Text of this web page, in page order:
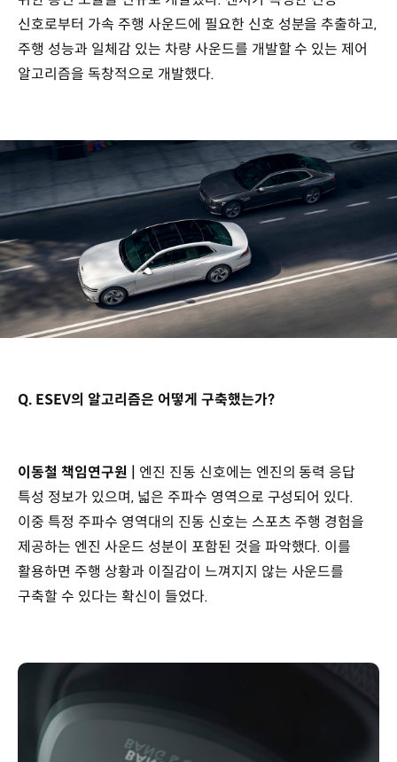
신호로부터 가속 주행 사운드에 필요한 신호 성분을 추출하고,
주행 성능과 일체감 있는 차량 사운드를 개발할 수 있는 제어
알고리즘을 독창적으로 개발했다.
Q. ESEV의 알고리즘은 어떻게 구축했는가?
이동철 책임연구원 | 엔진 진동 신호에는 엔진의 동력 응답
특성 정보가 있으며, 넓은 주파수 영역으로 구성되어 있다.
이중 특정 주파수 영역대의 진동 신호는 스포츠 주행 경험을
제공하는 엔진 사운드 성분이 포함된 것을 파악했다. 이를
활용하면 주행 상황과 이질감이 느껴지지 않는 사운드를
구축할 수 있다는 확신이 들었다.